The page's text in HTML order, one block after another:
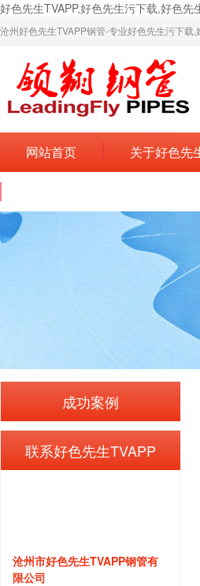
好色先生TVAPP,好色先生污下载,好色
沧州好色先生TVAPP钢管-专业好色先生污下
网站首页 关于好色先
成功案例
联系好色先生TVAPP
沧州市好色先生TVAPP钢管有
限公司